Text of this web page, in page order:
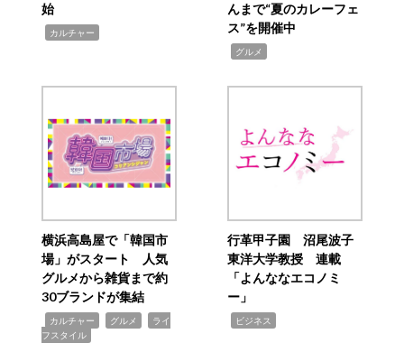
始
カルチャー
んまで“夏のカレーフェ
ス”を開催中
グルメ
横浜高島屋で「韓国市
場」がスタート 人気
グルメから雑貨まで約
30ブランドが集結
カルチャー グルメ
ライ
フスタイル
行革甲子園 沼尾波子
東洋大学教授 連載
「よんななエコノミ
ー」
ビジネス